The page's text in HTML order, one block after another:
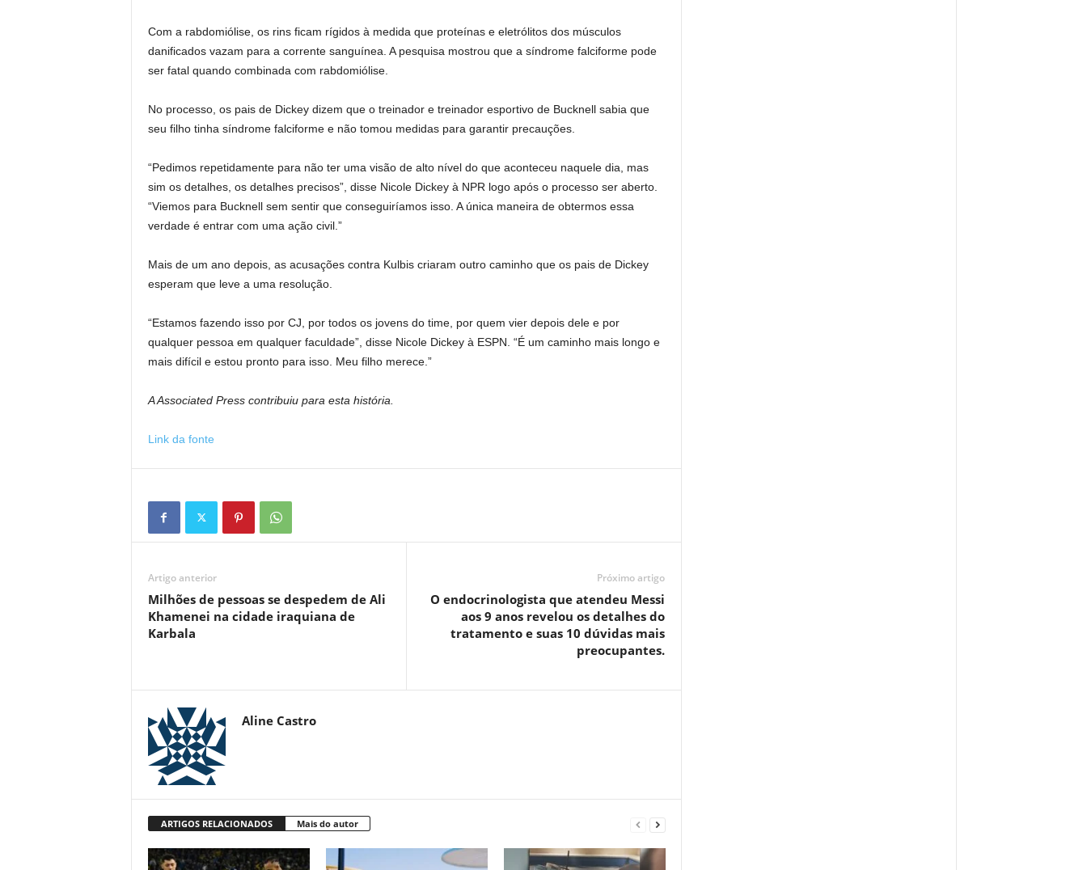
Com a rabdomiólise, os rins ficam rígidos à medida que proteínas e eletrólitos dos músculos
danificados vazam para a corrente sanguínea. A pesquisa mostrou que a síndrome falciforme pode
ser fatal quando combinada com rabdomiólise.
No processo, os pais de Dickey dizem que o treinador e treinador esportivo de Bucknell sabia que
seu filho tinha síndrome falciforme e não tomou medidas para garantir precauções.
“Pedimos repetidamente para não ter uma visão de alto nível do que aconteceu naquele dia, mas
sim os detalhes, os detalhes precisos”, disse Nicole Dickey à NPR logo após o processo ser aberto.
“Viemos para Bucknell sem sentir que conseguiríamos isso. A única maneira de obtermos essa
verdade é entrar com uma ação civil.”
Mais de um ano depois, as acusações contra Kulbis criaram outro caminho que os pais de Dickey
esperam que leve a uma resolução.
“Estamos fazendo isso por CJ, por todos os jovens do time, por quem vier depois dele e por
qualquer pessoa em qualquer faculdade”, disse Nicole Dickey à ESPN. “É um caminho mais longo e
mais difícil e estou pronto para isso. Meu filho merece.”
A Associated Press contribuiu para esta história.
Link da fonte
Artigo anterior
Milhões de pessoas se despedem de Ali
Khamenei na cidade iraquiana de
Karbala
Próximo artigo
O endocrinologista que atendeu Messi
aos 9 anos revelou os detalhes do
tratamento e suas 10 dúvidas mais
preocupantes.
Aline Castro
ARTIGOS RELACIONADOS Mais do autor